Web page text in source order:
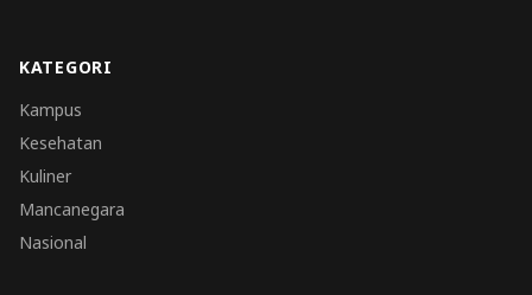
KATEGORI
Kampus
Kesehatan
Kuliner
Mancanegara
Nasional